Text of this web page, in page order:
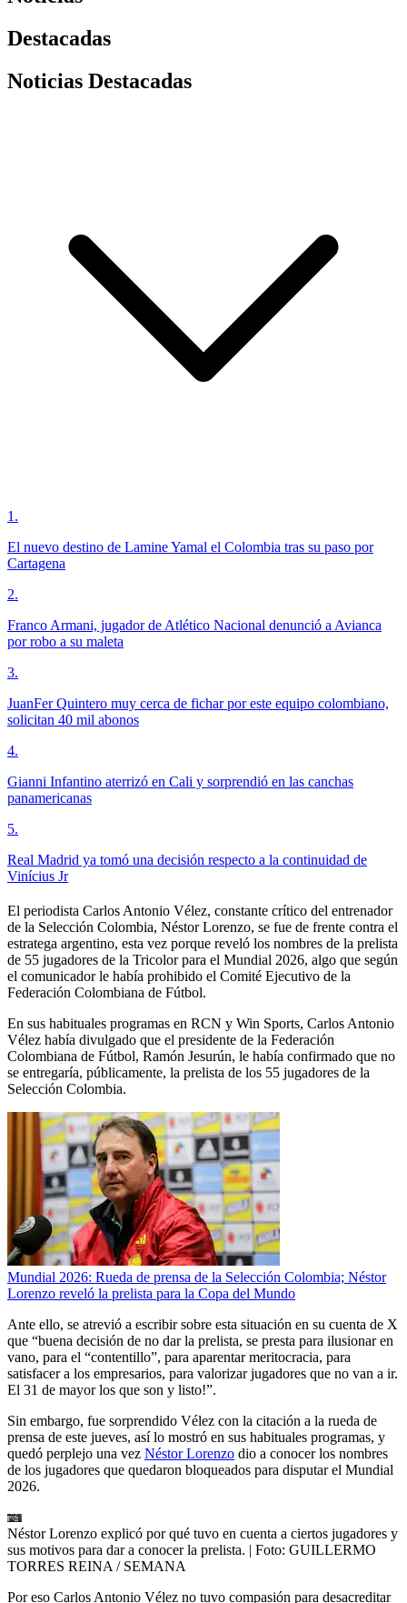
Destacadas
Noticias Destacadas
1 .
El nuevo destino de Lamine Yamal el Colombia tras su paso por
Cartagena
2.
Franco Armani, jugador de Atlético Nacional denunció a Avianca
por robo a su maleta
3.
JuanFer Quintero muy cerca de fichar por este equipo colombiano,
solicitan 40 mil abonos
4.
Gianni Infantino aterrizó en Cali y sorprendió en las canchas
panamericanas
5.
Real Madrid ya tomó una decisión respecto a la continuidad de
Vinícius Jr
El periodista Carlos Antonio Vélez, constante crítico del entrenador
de la Selección Colombia, Néstor Lorenzo, se fue de frente contra el
estratega argentino, esta vez porque reveló los nombres de la prelista
de 55 jugadores de la Tricolor para el Mundial 2026, algo que según
el comunicador le había prohibido el Comité Ejecutivo de la
Federación Colombiana de Fútbol.
En sus habituales programas en RCN y Win Sports, Carlos Antonio
Vélez había divulgado que el presidente de la Federación
Colombiana de Fútbol, Ramón Jesurún, le había confirmado que no
se entregaría, públicamente, la prelista de los 55 jugadores de la
Selección Colombia.
Mundial 2026: Rueda de prensa de la Selección Colombia; Néstor
Lorenzo reveló la prelista para la Copa del Mundo
Ante ello, se atrevió a escribir sobre esta situación en su cuenta de X
que “buena decisión de no dar la prelista, se presta para ilusionar en
vano, para el “contentillo”, para aparentar meritocracia, para
satisfacer a los empresarios, para valorizar jugadores que no van a ir.
El 31 de mayor los que son y listo!”.
Sin embargo, fue sorprendido Vélez con la citación a la rueda de
prensa de este jueves, así lo mostró en sus habituales programas, y
quedó perplejo una vez Néstor Lorenzo dio a conocer los nombres
de los jugadores que quedaron bloqueados para disputar el Mundial
2026.
Néstor Lorenzo explicó por qué tuvo en cuenta a ciertos jugadores y
sus motivos para dar a conocer la prelista. | Foto: GUILLERMO
TORRES REINA / SEMANA
Por eso Carlos Antonio Vélez no tuvo compasión para desacreditar